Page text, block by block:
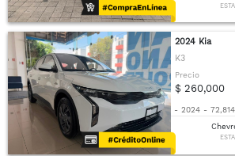
2024 Kia
K3
Precio
$ 260,000
- 2024 -